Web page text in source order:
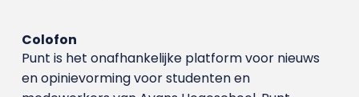
Colofon
Punt is het onafhankelijke platform voor nieuws
en opinievorming voor studenten en